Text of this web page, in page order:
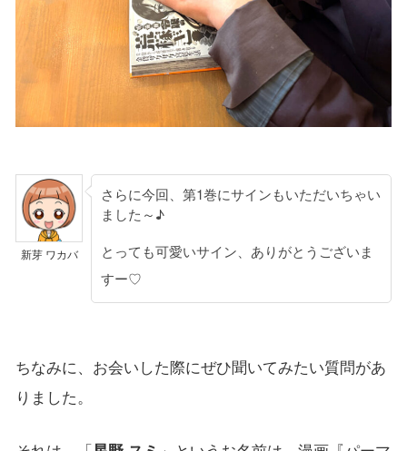
新芽 ワカバ
さらに今回、第1巻にサインもいただいちゃい
ました～♪
とっても可愛いサイン、ありがとうございま
すー♡
ちなみに、お会いした際にぜひ聞いてみたい質問があ
りました。